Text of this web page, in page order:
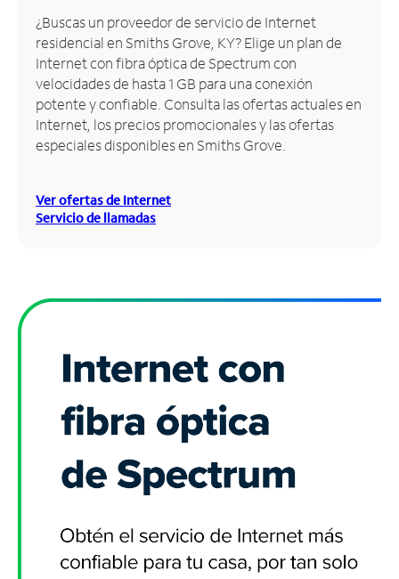
Inglés
Administrar
cuenta
Encuentra
una
tienda
¿Buscas un proveedor de servicio de Internet
residencial en Smiths Grove, KY? Elige un plan de
Internet con fibra óptica de Spectrum con
velocidades de hasta 1 GB para una conexión
potente y confiable. Consulta las ofertas actuales en
Internet, los precios promocionales y las ofertas
especiales disponibles en Smiths Grove.
Ver ofertas de Internet
Servicio de llamadas